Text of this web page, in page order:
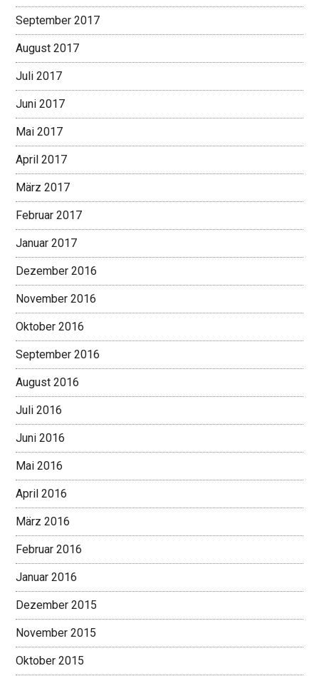
September 2017
August 2017
Juli 2017
Juni 2017
Mai 2017
April 2017
März 2017
Februar 2017
Januar 2017
Dezember 2016
November 2016
Oktober 2016
September 2016
August 2016
Juli 2016
Juni 2016
Mai 2016
April 2016
März 2016
Februar 2016
Januar 2016
Dezember 2015
November 2015
Oktober 2015